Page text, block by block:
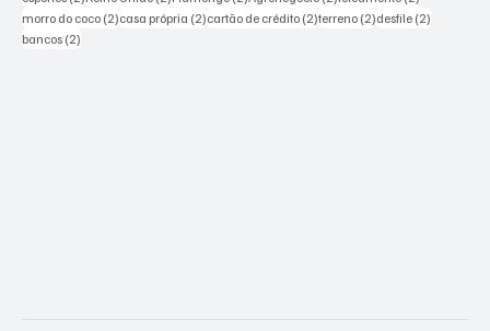
morro do coco (2)2 posts
casa própria (2)2 posts
cartão de crédito (2)2 posts
terreno (2)2 posts
desfile (2)
bancos (2)